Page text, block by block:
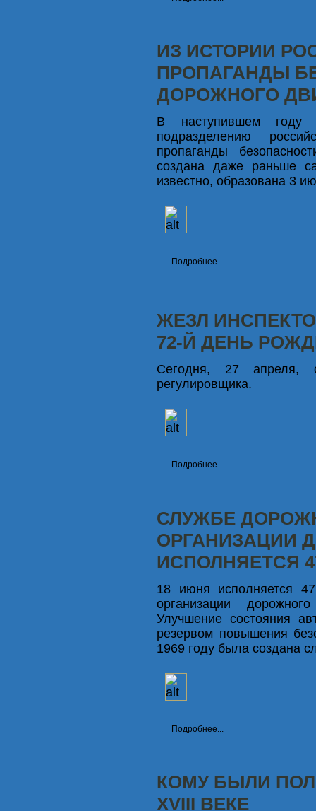
ИЗ ИСТОРИИ
ПРОПАГАНДЫ
ДОРОЖНОГО
В наступившем году
подразделению
пропаганды
создана даже раньше
известно, образована 3
Подробнее...
ЖЕЗЛ
72-Й ДЕНЬ
Сегодня, 27 апреля,
регулировщика.
Подробнее...
СЛУЖБЕ
ОРГАНИЗАЦИИ
ИСПОЛНЯЕТСЯ
18 июня исполняется
организации
Улучшение состояния
резервом повышения
1969 году была создана
Подробнее...
КОМУ БЫЛИ
XVIII ВЕКЕ